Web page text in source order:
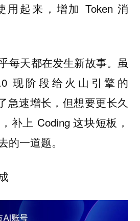
用起来，增加 Token 消
每天都在发生新故事。虽
现阶段给火山引擎的
急速增长，但想要更长久
补上 Coding 这块短板，
的一道题。